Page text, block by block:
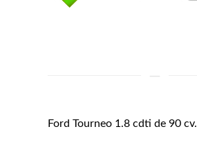
Ford Tourneo 1.8 cdti de 90 cv.